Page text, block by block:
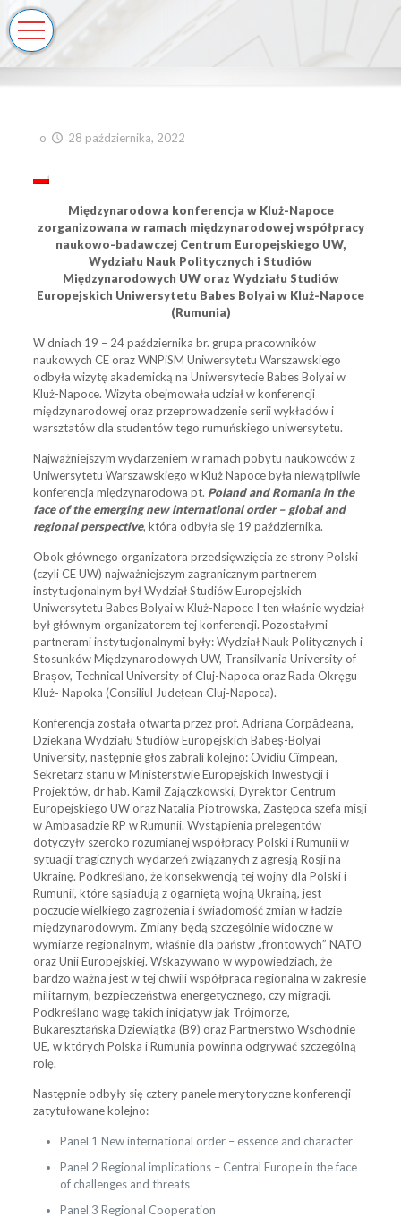
o 28 października, 2022
Międzynarodowa konferencja w Kluż-Napoce
zorganizowana w ramach międzynarodowej współpracy
naukowo-badawczej Centrum Europejskiego UW,
Wydziału Nauk Politycznych i Studiów
Międzynarodowych UW oraz Wydziału Studiów
Europejskich Uniwersytetu Babes Bolyai w Kluż-Napoce
(Rumunia)
W dniach 19 – 24 października br. grupa pracowników
naukowych CE oraz WNPiSM Uniwersytetu Warszawskiego
odbyła wizytę akademicką na Uniwersytecie Babes Bolyai w
Kluż-Napoce. Wizyta obejmowała udział w konferencji
międzynarodowej oraz przeprowadzenie serii wykładów i
warsztatów dla studentów tego rumuńskiego uniwersytetu.
Najważniejszym wydarzeniem w ramach pobytu naukowców z
Uniwersytetu Warszawskiego w Kluż Napoce była niewątpliwie
konferencja międzynarodowa pt. Poland and Romania in the
face of the emerging new international order – global and
regional perspective, która odbyła się 19 października.
Obok głównego organizatora przedsięwzięcia ze strony Polski
(czyli CE UW) najważniejszym zagranicznym partnerem
instytucjonalnym był Wydział Studiów Europejskich
Uniwersytetu Babes Bolyai w Kluż-Napoce I ten właśnie wydział
był głównym organizatorem tej konferencji. Pozostałymi
partnerami instytucjonalnymi były: Wydział Nauk Politycznych i
Stosunków Międzynarodowych UW, Transilvania University of
Brașov, Technical University of Cluj-Napoca oraz Rada Okręgu
Kluż- Napoka (Consiliul Județean Cluj-Napoca).
Konferencja została otwarta przez prof. Adriana Corpădeana,
Dziekana Wydziału Studiów Europejskich Babeș-Bolyai
University, następnie głos zabrali kolejno: Ovidiu Cîmpean,
Sekretarz stanu w Ministerstwie Europejskich Inwestycji i
Projektów, dr hab. Kamil Zajączkowski, Dyrektor Centrum
Europejskiego UW oraz Natalia Piotrowska, Zastępca szefa misji
w Ambasadzie RP w Rumunii. Wystąpienia prelegentów
dotyczyły szeroko rozumianej współpracy Polski i Rumunii w
sytuacji tragicznych wydarzeń związanych z agresją Rosji na
Ukrainę. Podkreślano, że konsekwencją tej wojny dla Polski i
Rumunii, które sąsiadują z ogarniętą wojną Ukrainą, jest
poczucie wielkiego zagrożenia i świadomość zmian w ładzie
międzynarodowym. Zmiany będą szczególnie widoczne w
wymiarze regionalnym, właśnie dla państw „frontowych” NATO
oraz Unii Europejskiej. Wskazywano w wypowiedziach, że
bardzo ważna jest w tej chwili współpraca regionalna w zakresie
militarnym, bezpieczeństwa energetycznego, czy migracji.
Podkreślano wagę takich inicjatyw jak Trójmorze,
Bukaresztańska Dziewiątka (B9) oraz Partnerstwo Wschodnie
UE, w których Polska i Rumunia powinna odgrywać szczególną
rolę.
Następnie odbyły się cztery panele merytoryczne konferencji
zatytułowane kolejno:
Panel 1 New international order – essence and character
Panel 2 Regional implications – Central Europe in the face
of challenges and threats
Panel 3 Regional Cooperation